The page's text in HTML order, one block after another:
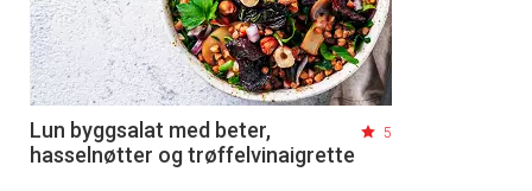
Lun byggsalat med beter,
hasselnøtter og trøffelvinaigrette
5